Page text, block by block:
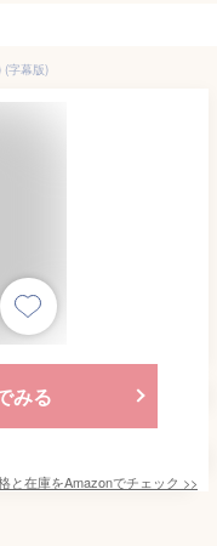
(字幕版)
みる
と在庫をAmazonでチェック >>